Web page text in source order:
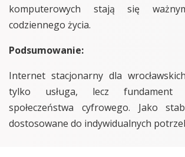
komputerowych stają się
codziennego życia.
Podsumowanie:
Internet stacjonarny dla
tylko usługa, lecz fundament
społeczeństwa cyfrowego. Jako
dostosowane do indywidualnych